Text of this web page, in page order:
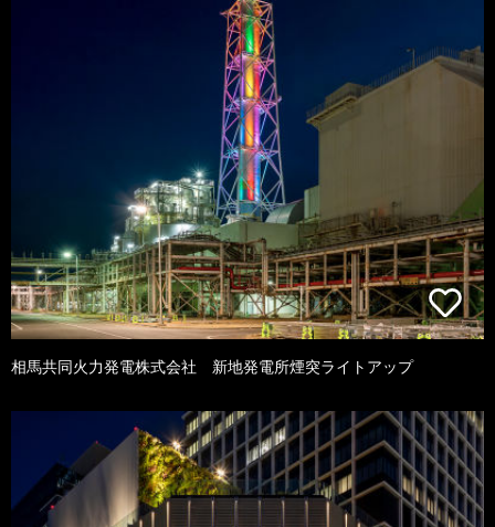
相馬共同火力発電株式会社 新地発電所煙突ライトアップ